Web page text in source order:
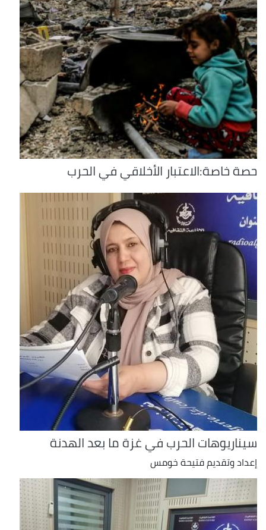
حصة خاصة:الاعتبار الأخلاقي في الحرب
سيناريوهات الحرب في غزة ما بعد الهدنة
إعداد وتقديم فتيحة خومس